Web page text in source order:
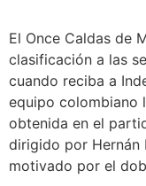
El Once Caldas de
clasificación a las
cuando reciba a
equipo colombiano
obtenida en el
dirigido por Hernán
motivado por el